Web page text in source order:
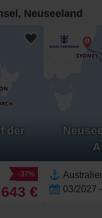
Neuseeland
der
-37%
€ 03/2027